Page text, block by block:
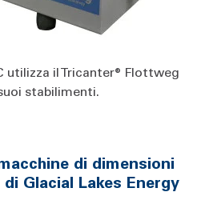
utilizza il Tricanter® Flottweg
stabilimenti.
di dimensioni
Glacial Lakes Energy